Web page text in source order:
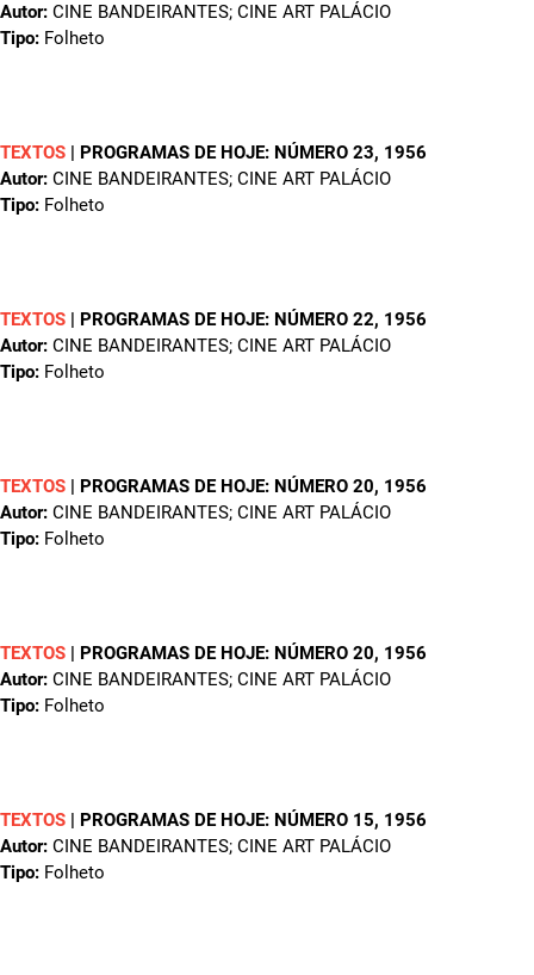
Autor: CINE BANDEIRANTES; CINE ART PALÁCIO
Tipo: Folheto
TEXTOS | PROGRAMAS DE HOJE: NÚMERO 23, 1956
Autor: CINE BANDEIRANTES; CINE ART PALÁCIO
Tipo: Folheto
TEXTOS | PROGRAMAS DE HOJE: NÚMERO 22, 1956
Autor: CINE BANDEIRANTES; CINE ART PALÁCIO
Tipo: Folheto
TEXTOS | PROGRAMAS DE HOJE: NÚMERO 20, 1956
Autor: CINE BANDEIRANTES; CINE ART PALÁCIO
Tipo: Folheto
TEXTOS | PROGRAMAS DE HOJE: NÚMERO 20, 1956
Autor: CINE BANDEIRANTES; CINE ART PALÁCIO
Tipo: Folheto
TEXTOS | PROGRAMAS DE HOJE: NÚMERO 15, 1956
Autor: CINE BANDEIRANTES; CINE ART PALÁCIO
Tipo: Folheto